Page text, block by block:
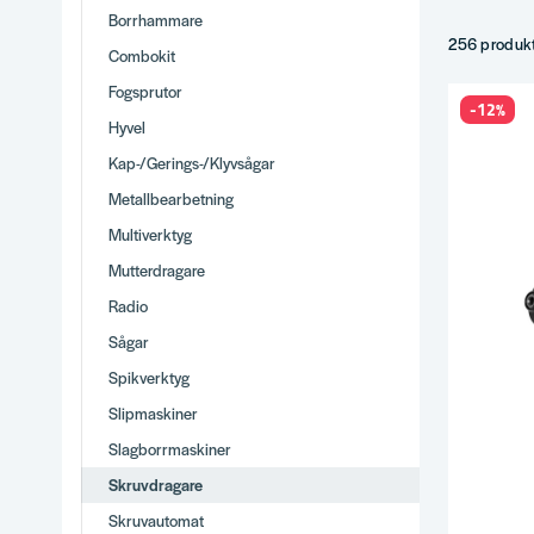
Borrhammare
Combokit
Fogsprutor
Hyvel
Kap-/Gerings-/Klyvsågar
Metallbearbetning
Multiverktyg
Mutterdragare
Radio
Sågar
Spikverktyg
Slipmaskiner
Slagborrmaskiner
Skruvdragare
Skruvautomat
Tips
Moment
Brett
Stor
Vi
Snabb
256
-12%